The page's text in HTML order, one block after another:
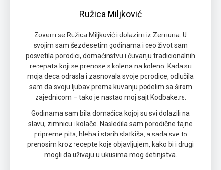
Ružica Miljković
Zovem se Ružica Miljković i dolazim iz Zemuna. U
svojim sam šezdesetim godinama i ceo život sam
posvetila porodici, domaćinstvu i čuvanju tradicionalnih
recepata koji se prenose s kolena na koleno. Kada su
moja deca odrasla i zasnovala svoje porodice, odlučila
sam da svoju ljubav prema kuvanju podelim sa širom
zajednicom – tako je nastao moj sajt Kodbake.rs.
Godinama sam bila domaćica kojoj su svi dolazili na
slavu, zimnicu i kolače. Nasledila sam porodične tajne
pripreme pita, hleba i starih slatkiša, a sada sve to
prenosim kroz recepte koje objavljujem, kako bi i drugi
mogli da uživaju u ukusima mog detinjstva.